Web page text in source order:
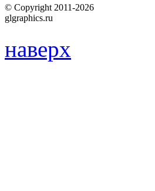
© Copyright 2011-2026
glgraphics.ru
наверх